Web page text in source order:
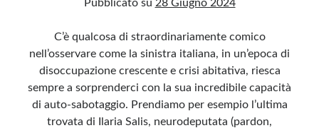
Pubblicato su 28 Giugno 2024
C’è qualcosa di straordinariamente comico
nell’osservare come la sinistra italiana, in un’epoca di
disoccupazione crescente e crisi abitativa, riesca
sempre a sorprenderci con la sua incredibile capacità
di auto-sabotaggio. Prendiamo per esempio l’ultima
trovata di Ilaria Salis, neurodeputata (pardon,